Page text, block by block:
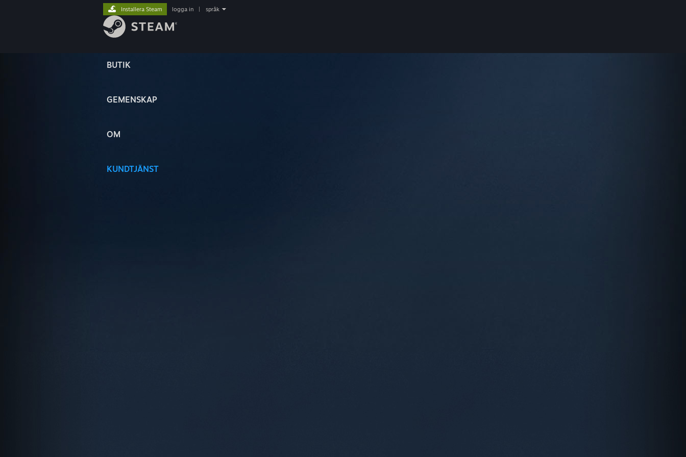
BUTIK
GEMENSKAP
OM
KUNDTJÄNST
Installera Steam logga in språk